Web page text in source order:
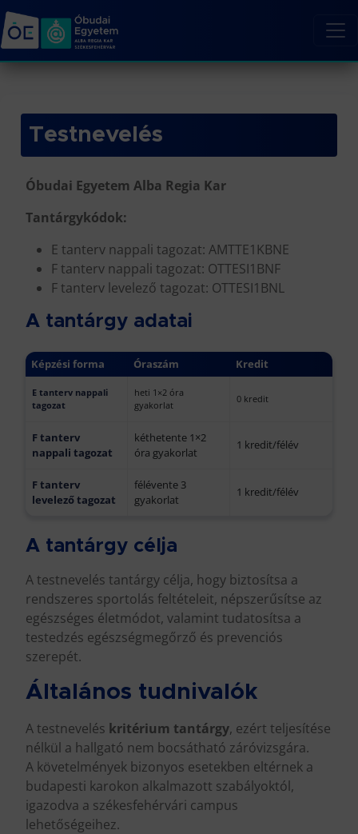
Testnevelés
Óbudai Egyetem Alba Regia Kar
Tantárgykódok:
E tanterv nappali tagozat: AMTTE1KBNE
F tanterv nappali tagozat: OTTESI1BNF
F tanterv levelező tagozat: OTTESI1BNL
A tantárgy adatai
Képzési forma Óraszám Kredit
E tanterv nappali
tagozat
heti 1×2 óra
gyakorlat
0 kredit
F tanterv
nappali tagozat
kéthetente 1×2
óra gyakorlat
1 kredit/félév
F tanterv
levelező tagozat
félévente 3
gyakorlat
1 kredit/félév
A tantárgy célja
A testnevelés tantárgy célja, hogy biztosítsa a
rendszeres sportolás feltételeit, népszerűsítse az
egészséges életmódot, valamint tudatosítsa a
testedzés egészségmegőrző és prevenciós
szerepét.
Általános tudnivalók
A testnevelés kritérium tantárgy, ezért teljesítése
nélkül a hallgató nem bocsátható záróvizsgára.
A követelmények bizonyos esetekben eltérnek a
budapesti karokon alkalmazott szabályoktól,
igazodva a székesfehérvári campus
lehetőségeihez.